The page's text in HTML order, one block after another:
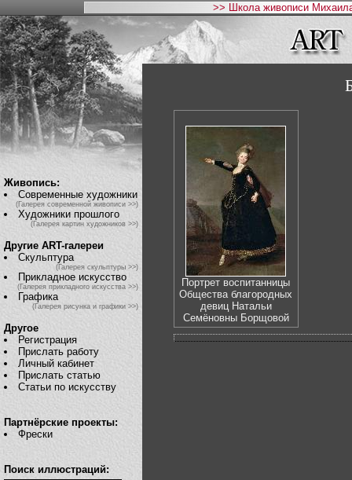
>> Школа живописи
Живопись:
Современные художники
(Галерея современной живописи >>)
Художники прошлого
(Галерея картин художников >>)
Другие ART-галереи
Скульптура
(Галерея скульптуры >>)
Прикладное искусство
(Галерея прикладного искусства >>)
Графика
(Галерея рисунка и графики >>)
Другое
Регистрация
Прислать работу
Личный кабинет
Прислать статью
Статьи по искусству
Партнёрские проекты:
Фрески
Поиск иллюстраций:
Портрет воспитанницы
Общества благородных
девиц Натальи
Семёновны Борщовой